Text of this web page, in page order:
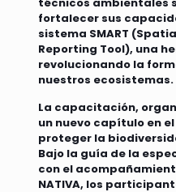
fortalecer sus
sistema SMART
Reporting Tool), una
revolucionando la
nuestros ecosistemas.
La capacitación,
un nuevo capítulo en
proteger la
Bajo la guía de la
con el
NATIVA, los